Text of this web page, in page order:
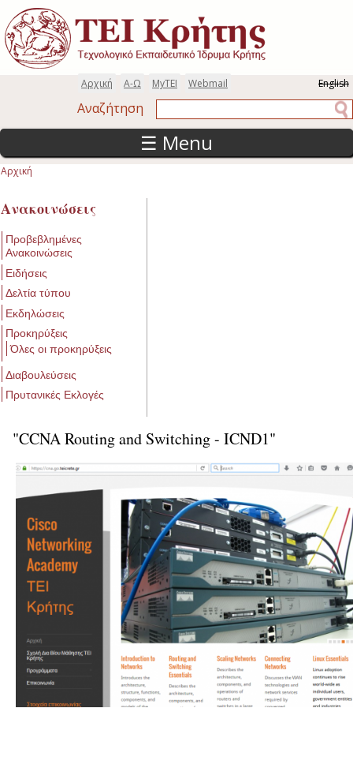
Παράκαμψη προς το κυρίως περιεχόμενο
English
Webmail
MyTEI
Α-Ω
Αρχική
Αναζήτηση
☰ Menu
Αρχική
Ανακοινώσεις
Προβεβλημένες
Ανακοινώσεις
Ειδήσεις
Δελτία τύπου
Εκδηλώσεις
Προκηρύξεις
Όλες οι προκηρύξεις
Διαβουλεύσεις
Πρυτανικές Εκλογές
"CCNA Routing and Switching - ICND1"